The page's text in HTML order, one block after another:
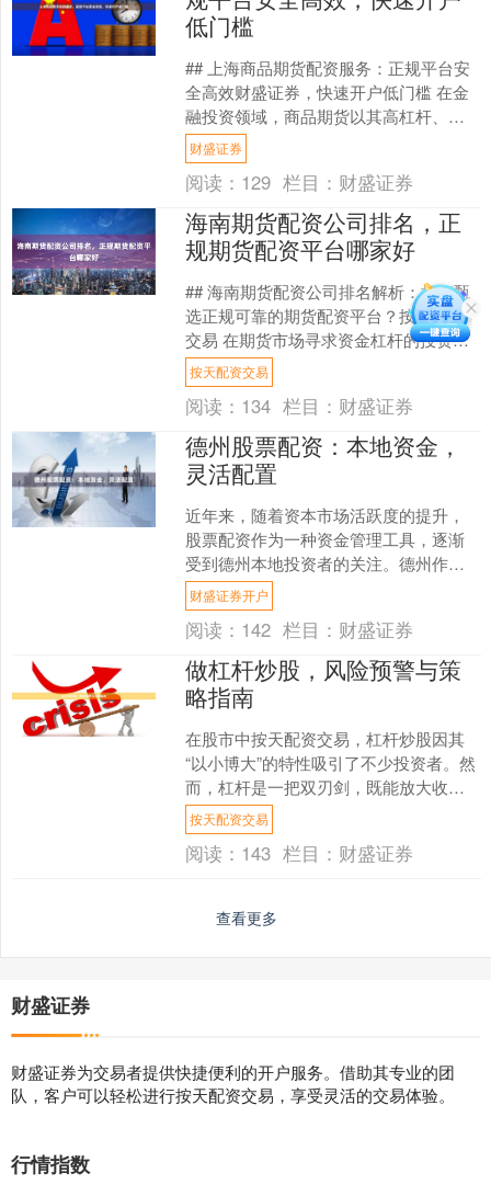
低门槛
## 上海商品期货配资服务：正规平台安
全高效财盛证券，快速开户低门槛 在金
融投资领域，商品期货以其高杠杆、双
向交易的特点，吸引了众多寻求资产增
值的投资者。上海作....
财盛证券
阅读： 129 栏目： 财盛证券
海南期货配资公司排名，正
规期货配资平台哪家好
## 海南期货配资公司排名解析：如何甄
选正规可靠的期货配资平台？按天配资
交易 在期货市场寻求资金杠杆的投资
者，常常会关注“期货配资”这一途径。特
别是位于改革开放....
按天配资交易
阅读： 134 栏目： 财盛证券
德州股票配资：本地资金，
灵活配置
近年来，随着资本市场活跃度的提升，
股票配资作为一种资金管理工具，逐渐
受到德州本地投资者的关注。德州作为
经济活力较强的区域，本地资金在股票
配资领域展现出独特的优势....
财盛证券开户
阅读： 142 栏目： 财盛证券
做杠杆炒股，风险预警与策
略指南
在股市中按天配资交易，杠杆炒股因其
“以小博大”的特性吸引了不少投资者。然
而，杠杆是一把双刃剑，既能放大收
益，也会成倍放大亏损。本文将从风险
预警和操作策略两方面，....
按天配资交易
阅读： 143 栏目： 财盛证券
查看更多
财盛证券
财盛证券为交易者提供快捷便利的开户服务。借助其专业的团
队，客户可以轻松进行按天配资交易，享受灵活的交易体验。
行情指数